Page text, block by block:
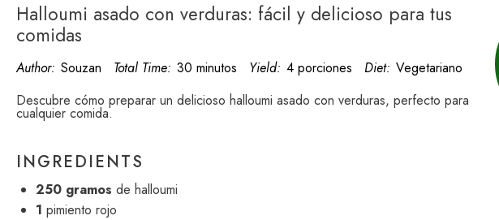
Halloumi asado con verduras: fácil y delicioso para tus
comidas
Author: Souzan Total Time: 30 minutos Yield: 4 porciones Diet: Vegetariano
Descubre cómo preparar un delicioso halloumi asado con verduras, perfecto para
cualquier comida.
INGREDIENTS
250 gramos de halloumi
1 pimiento rojo